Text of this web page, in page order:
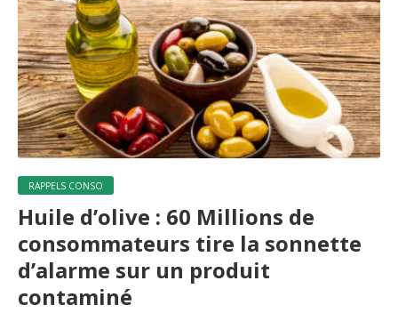
RAPPELS CONSO
Huile d’olive : 60 Millions de
consommateurs tire la sonnette
d’alarme sur un produit
contaminé